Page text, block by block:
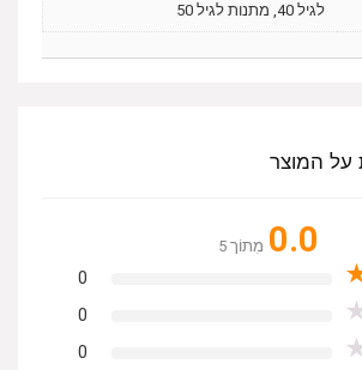
לגיל 40, מתנות לגיל 50
על המוצר
0.0 מִתוֹך 5
0
0
0